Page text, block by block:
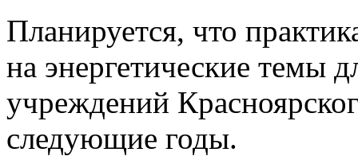
Планируется, что
на энергетические темы
учреждений
следующие годы.